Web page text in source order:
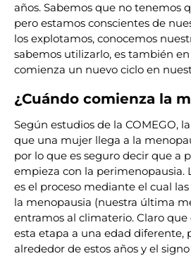
años. Sabemos que no tenemos
pero estamos conscientes de
los explotamos, conocemos
sabemos utilizarlo, es también
comienza un nuevo ciclo en
¿Cuándo comienza la
Según estudios de la COMEGO,
que una mujer llega a la
por lo que es seguro decir que a
empieza con la perimenopausia.
es el proceso mediante el cual
la menopausia (nuestra última
entramos al climaterio. Claro
esta etapa a una edad diferente,
alrededor de estos años y el